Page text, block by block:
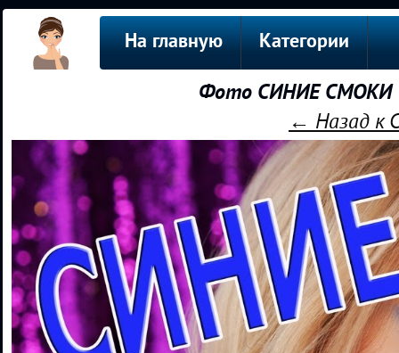
На главную Категории
Фото СИНИЕ СМОКИ |
← Назад к